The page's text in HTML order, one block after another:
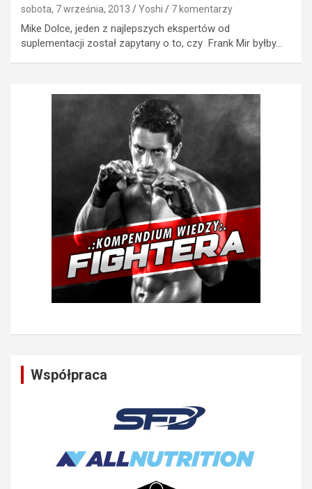
sobota, 7 września, 2013 Yoshi 7 komentarzy
Mike Dolce, jeden z najlepszych ekspertów od
suplementacji został zapytany o to, czy Frank Mir byłby…
Współpraca